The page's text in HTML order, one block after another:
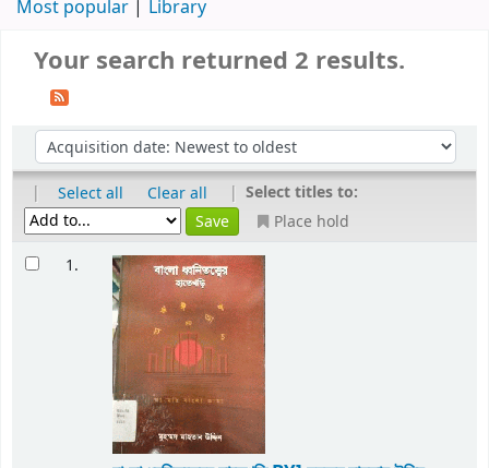
Most popular
Library
Your search returned 2 results.
| Select all Clear all | Select titles to:
Place hold
1.